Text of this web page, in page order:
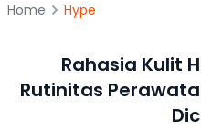
Home Hype
Rahasia Kulit
Rutinitas